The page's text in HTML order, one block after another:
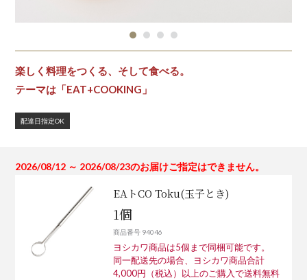
楽しく料理をつくる、そして食べる。
テーマは「EAT+COOKING」
配達日指定OK
2026/08/12 ～ 2026/08/23のお届けご指定はできません。
EAトCO Toku(玉子とき)
1個
商品番号 94046
ヨシカワ商品は5個まで同梱可能です。
同一配送先の場合、ヨシカワ商品合計
4,000円（税込）以上のご購入で送料無料